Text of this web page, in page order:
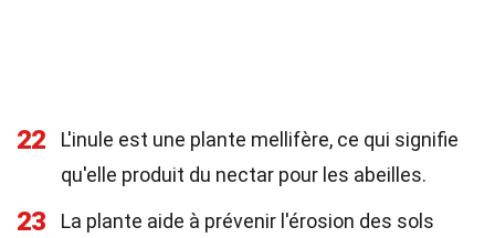
22
L'inule est une plante mellifère, ce qui signifie
qu'elle produit du nectar pour les abeilles.
23
La plante aide à prévenir l'érosion des sols